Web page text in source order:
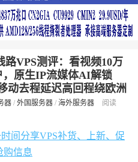
VPS测评：看视频10万
，原生IP流媒体AI解锁
动去程延迟高回程绕欧洲
器 / 外国服务器 / 海外服务器
阅读
间分享VPS补货、上新、促
购信息